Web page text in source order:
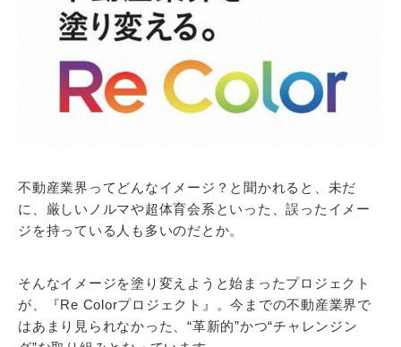
不動産業界ってどんなイメージ？と聞かれると、未だ
に、厳しいノルマや超体育会系といった、誤ったイメー
ジを持っている人も多いのだとか。
そんなイメージを塗り変えようと始まったプロジェクト
が、『Re Colorプロジェクト』。今までの不動産業界で
はあまり見られなかった、“革新的”かつ“チャレンジン